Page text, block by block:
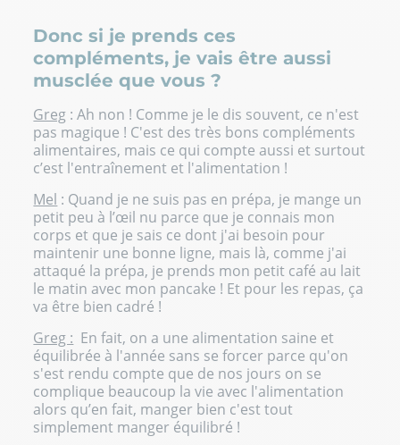
Donc si je prends ces
compléments, je vais être aussi
musclée que vous ?
Greg : Ah non ! Comme je le dis souvent, ce n'est
pas magique ! C'est des très bons compléments
alimentaires, mais ce qui compte aussi et surtout
c’est l'entraînement et l'alimentation !
Mel : Quand je ne suis pas en prépa, je mange un
petit peu à l’œil nu parce que je connais mon
corps et que je sais ce dont j'ai besoin pour
maintenir une bonne ligne, mais là, comme j'ai
attaqué la prépa, je prends mon petit café au lait
le matin avec mon pancake ! Et pour les repas, ça
va être bien cadré !
Greg : En fait, on a une alimentation saine et
équilibrée à l'année sans se forcer parce qu'on
s'est rendu compte que de nos jours on se
complique beaucoup la vie avec l'alimentation
alors qu’en fait, manger bien c'est tout
simplement manger équilibré !